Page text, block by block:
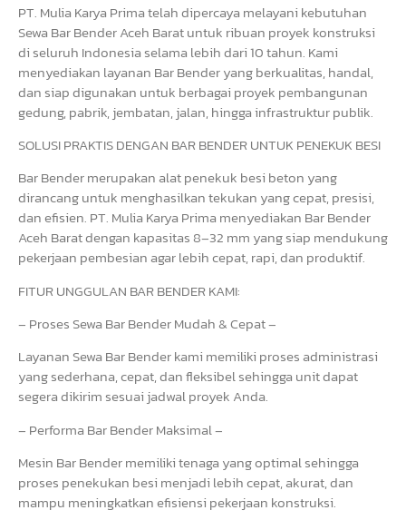
PT. Mulia Karya Prima telah dipercaya melayani kebutuhan
Sewa Bar Bender Aceh Barat untuk ribuan proyek konstruksi
di seluruh Indonesia selama lebih dari 10 tahun. Kami
menyediakan layanan Bar Bender yang berkualitas, handal,
dan siap digunakan untuk berbagai proyek pembangunan
gedung, pabrik, jembatan, jalan, hingga infrastruktur publik.
SOLUSI PRAKTIS DENGAN BAR BENDER UNTUK PENEKUK BESI
Bar Bender merupakan alat penekuk besi beton yang
dirancang untuk menghasilkan tekukan yang cepat, presisi,
dan efisien. PT. Mulia Karya Prima menyediakan Bar Bender
Aceh Barat dengan kapasitas 8–32 mm yang siap mendukung
pekerjaan pembesian agar lebih cepat, rapi, dan produktif.
FITUR UNGGULAN BAR BENDER KAMI:
– Proses Sewa Bar Bender Mudah & Cepat –
Layanan Sewa Bar Bender kami memiliki proses administrasi
yang sederhana, cepat, dan fleksibel sehingga unit dapat
segera dikirim sesuai jadwal proyek Anda.
– Performa Bar Bender Maksimal –
Mesin Bar Bender memiliki tenaga yang optimal sehingga
proses penekukan besi menjadi lebih cepat, akurat, dan
mampu meningkatkan efisiensi pekerjaan konstruksi.